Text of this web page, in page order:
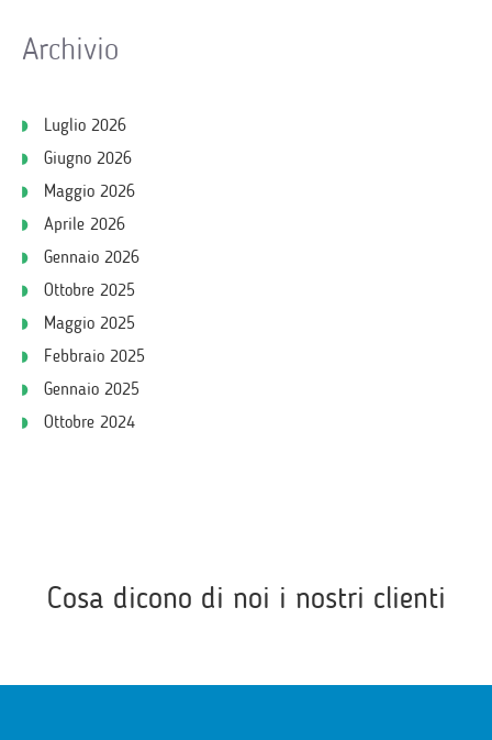
Archivio
Luglio 2026
Giugno 2026
Maggio 2026
Aprile 2026
Gennaio 2026
Ottobre 2025
Maggio 2025
Febbraio 2025
Gennaio 2025
Ottobre 2024
Cosa dicono di noi i nostri clienti